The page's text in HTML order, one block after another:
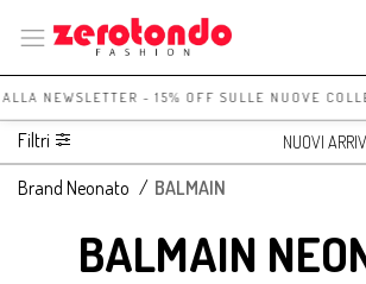
NEWSLETTER - 15% OFF SULLE NUOVE
Filtri
Brand Neonato / BALMAIN
BALMAIN